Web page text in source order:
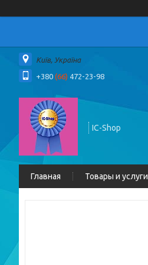
Київ, Україна
+380 (66) 472-23-98
IC-Shop
Главная Товары и услуги